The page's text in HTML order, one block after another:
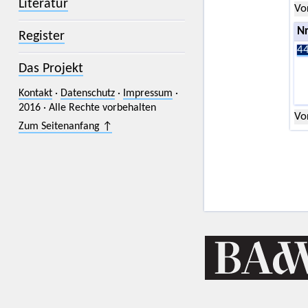
Literatur
Register
Das Projekt
Kontakt· Datenschutz· Impressum ·
2016 · Alle Rechte vorbehalten
Zum Seitenanfang ↑